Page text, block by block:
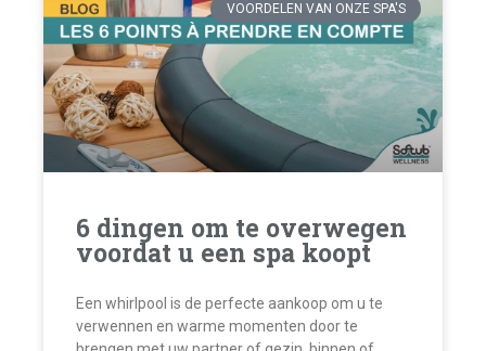
VOORDELEN VAN ONZE SPA'S
6 dingen om te overwegen
voordat u een spa koopt
Een whirlpool is de perfecte aankoop om u te
verwennen en warme momenten door te